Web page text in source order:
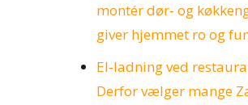
montér dør‑ og
giver hjemmet ro og
El‑ladning ved
Derfor vælger mange